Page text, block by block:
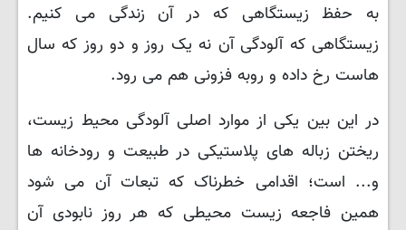
به حفظ زیستگاهی که در آن زندگی می کنیم.
زیستگاهی که آلودگی آن نه یک روز و دو روز که سال
هاست رخ داده و روبه فزونی هم می رود.
در این بین یکی از موارد اصلی آلودگی محیط زیست،
ریختن زباله های پلاستیکی در طبیعت و رودخانه ها
و... است؛ اقدامی خطرناک که تبعات آن می شود
همین فاجعه زیست محیطی که هر روز نابودی آن